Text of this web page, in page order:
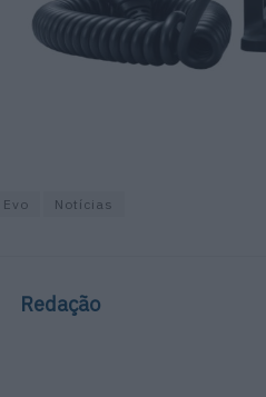
Evo Notícias
Redação